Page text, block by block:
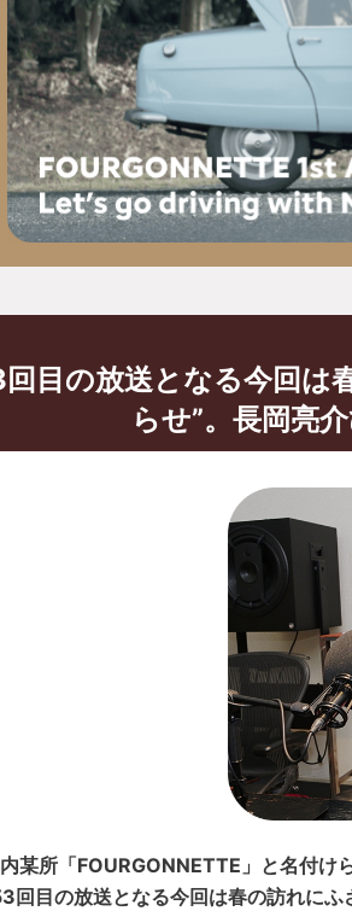
目の放送となる今回は
らせ”。長岡亮
某所「FOURGONNETTE」と名付け
回目の放送となる今回は春の訪れに